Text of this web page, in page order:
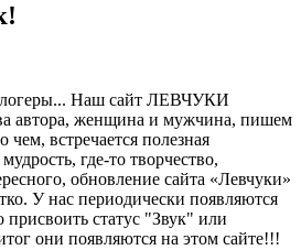
Наш сайт ЛЕВЧУКИ
автора, женщина и мужчина, пишем
встречается полезная
где-то творчество,
обновление сайта «Левчуки»
У нас периодически появляются
статус "Звук" или
они появляются на этом сайте!!!